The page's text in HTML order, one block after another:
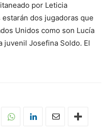
por Leticia
dos jugadoras que
Unidos como son Lucía
juvenil Josefina Soldo. El